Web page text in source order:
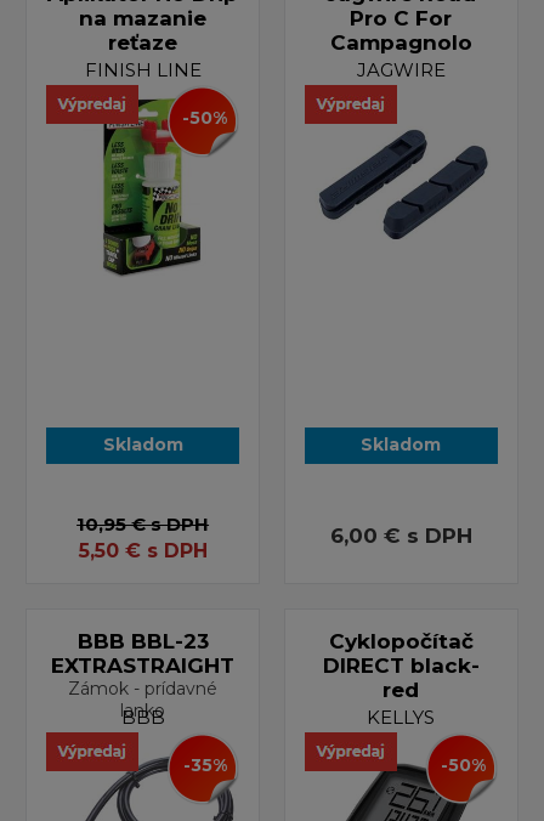
na mazanie
reťaze
FINISH LINE
-50%
Skladom
10,95 €s DPH
5,50€ s DPH
Pro C For
Campagnolo
JAGWIRE
Skladom
6,00 € s DPH
BBB BBL-23
EXTRASTRAIGHT
Zámok - prídavné
lanko
BBB
-35%
Cyklopočítač
DIRECT black-
red
KELLYS
-50%